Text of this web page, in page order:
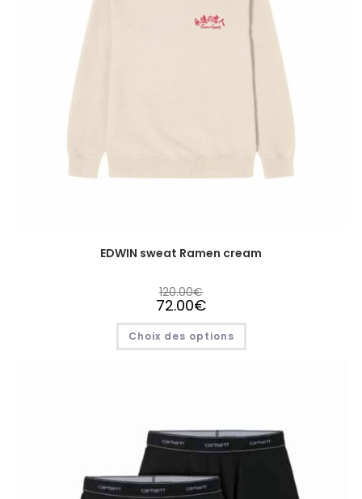
EDWIN sweat Ramen cream
120.00€
72.00€
Choix des options